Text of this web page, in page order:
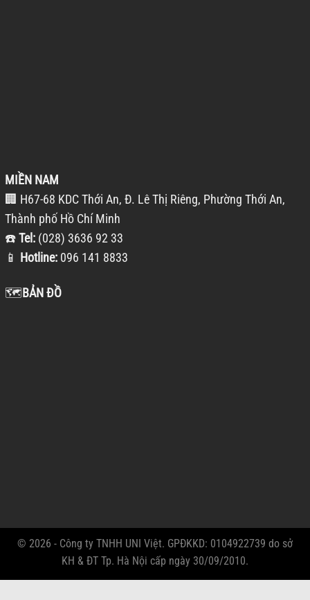
MIỀN NAM
🏢 H67-68 KDC Thới An, Đ. Lê Thị Riêng, Phường Thới An,
Thành phố Hồ Chí Minh
☎️Tel: (028) 3636 92 33
📱 Hotline: 096 141 8833
🗺️BẢN ĐỒ
© 2026 - Công ty TNHH UNI Việt. GPĐKKD: 0104922739 do sở
KH & ĐT Tp. Hà Nội cấp ngày 30/09/2010.